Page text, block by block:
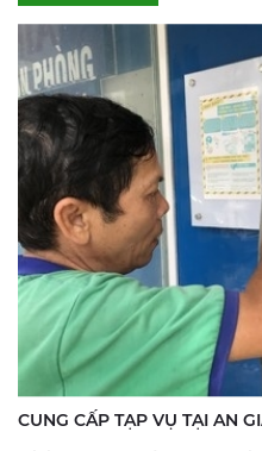
CUNG CẤP TẠP VỤ TẠI AN